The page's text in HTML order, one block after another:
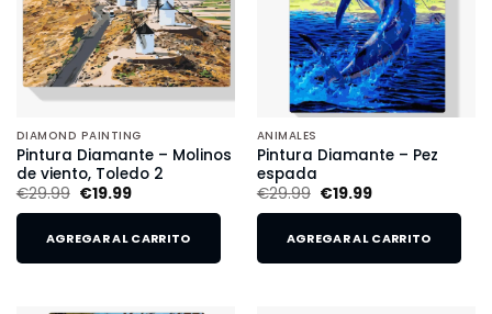
DIAMOND PAINTING
Pintura Diamante – Molinos
de viento, Toledo 2
€29.99 €19.99
AGREGAR AL CARRITO
ANIMALES
Pintura Diamante – Pez
espada
€29.99 €19.99
AGREGAR AL CARRITO